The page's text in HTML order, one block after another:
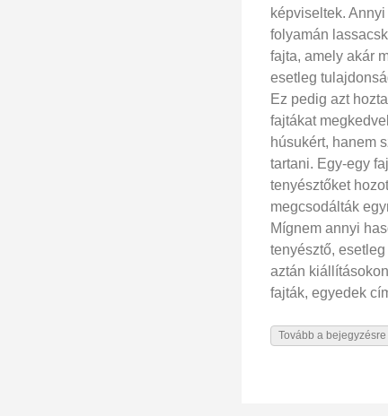
képviseltek.
folyamán
fajta, amely akár
esetleg
Ez pedig azt
fajtákat
húsukért, hanem
tartani. Egy-egy
tenyésztőket
megcsodálták
Mígnem annyi
tenyésztő,
aztán
fajták, egyedek
Tovább a bejegyzésre